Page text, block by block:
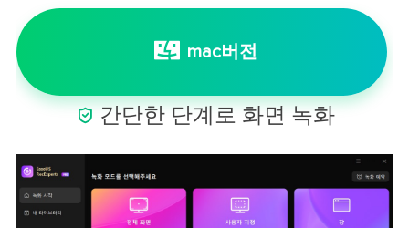
mac버전
 간단한 단계로 화면 녹화